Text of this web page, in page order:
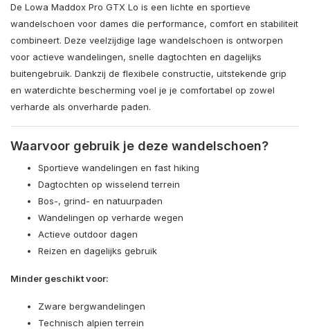
De Lowa Maddox Pro GTX Lo is een lichte en sportieve
wandelschoen voor dames die performance, comfort en stabiliteit
combineert. Deze veelzijdige lage wandelschoen is ontworpen
voor actieve wandelingen, snelle dagtochten en dagelijks
buitengebruik. Dankzij de flexibele constructie, uitstekende grip
en waterdichte bescherming voel je je comfortabel op zowel
verharde als onverharde paden.
Waarvoor gebruik je deze wandelschoen?
Sportieve wandelingen en fast hiking
Dagtochten op wisselend terrein
Bos-, grind- en natuurpaden
Wandelingen op verharde wegen
Actieve outdoor dagen
Reizen en dagelijks gebruik
Minder geschikt voor:
Zware bergwandelingen
Technisch alpien terrein